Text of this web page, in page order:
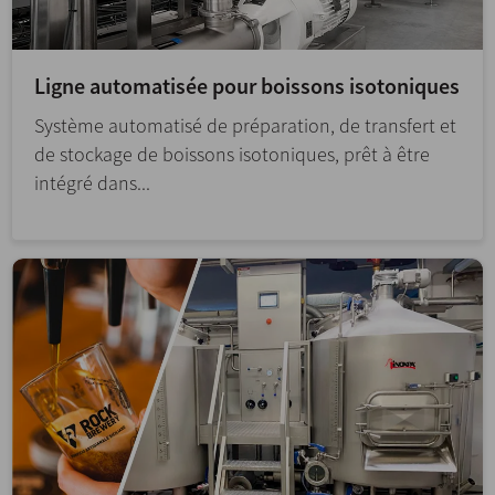
Ligne automatisée pour boissons isotoniques
Système automatisé de préparation, de transfert et
de stockage de boissons isotoniques, prêt à être
intégré dans...